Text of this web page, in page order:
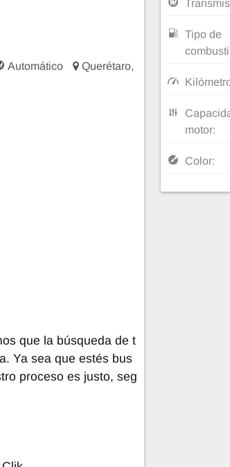
Automático
Querétaro,
que la búsqueda de t
Ya sea que estés bus
proceso es justo, seg
Tipo de
motor:
Color: